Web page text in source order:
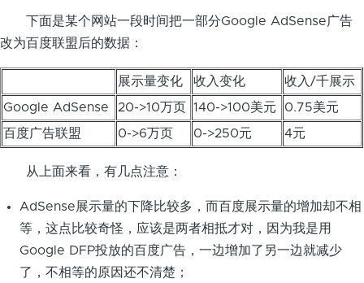
下面是某个网站一段时间把一部分Google AdSense广告
改为百度联盟后的数据：
展示量变化 收入变化
收入/千展示
Google AdSense
20->10万页 140->100美元
0.75美元
百度广告联盟
0->6万页 0->250元 4元
从上面来看，有几点注意：
AdSense展示量的下降比较多，而百度展示量的增加却不相
等，这点比较奇怪，应该是两者相抵才对，因为我是用
Google DFP投放的百度广告，一边增加了另一边就减少
了，不相等的原因还不清楚；